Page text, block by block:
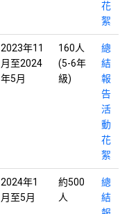
花
絮
2023年11
月至2024
年5月
160人
(5-6年
級)
總
結
報
告
活
動
花
絮
2024年1
月至5月
約500
人
總
結